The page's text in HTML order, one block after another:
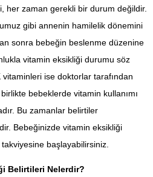
her zaman gerekli bir durum değildir.
gibi annenin hamilelik dönemini
sonra bebeğin beslenme düzenine
vitamin eksikliği durumu söz
ise doktorlar tarafından
bebeklerde vitamin kullanımı
Bu zamanlar belirtiler
Bebeğinizde vitamin eksikliği
başlayabilirsiniz.
Belirtileri Nelerdir?